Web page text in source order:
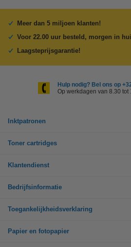
Meer dan 5 miljoen klanten!
Voor 22.00 uur besteld, morgen in
Laagsteprijsgarantie!
Hulp nodig? Bel ons op
Op werkdagen van 8.30 tot
Inktpatronen
Toner cartridges
Klantendienst
Bedrijfsinformatie
Toegankelijkheidsverklaring
Papier en fotopapier